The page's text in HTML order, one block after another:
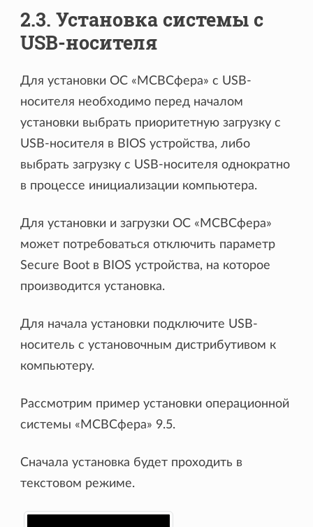
2.3. Установка системы с
USB-носителя
Для установки ОС «МСВСфера» с USB-
носителя необходимо перед началом
установки выбрать приоритетную загрузку с
USB-носителя в BIOS устройства, либо
выбрать загрузку с USB-носителя однократно
в процессе инициализации компьютера.
Для установки и загрузки ОС «МСВСфера»
может потребоваться отключить параметр
Secure Boot в BIOS устройства, на которое
производится установка.
Для начала установки подключите USB-
носитель с установочным дистрибутивом к
компьютеру.
Рассмотрим пример установки операционной
системы «МСВСфера» 9.5.
Сначала установка будет проходить в
текстовом режиме.